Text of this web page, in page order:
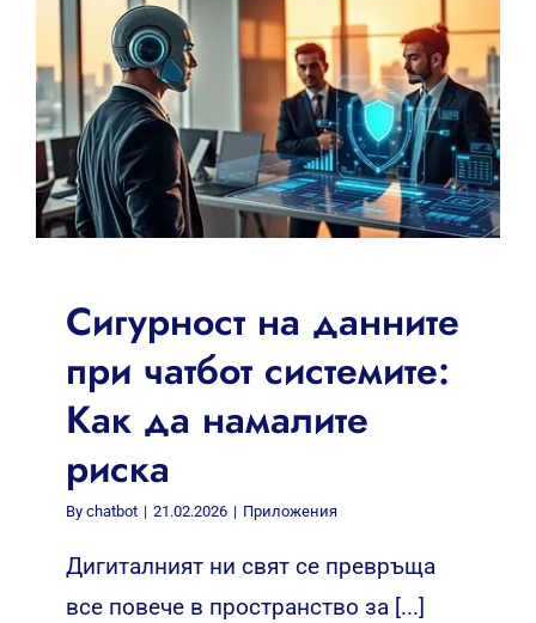
Сигурност на данните
при чатбот системите:
Как да намалите
риска
By chatbot | 21.02.2026 | Приложения
Дигиталният ни свят се превръща
все повече в пространство за [...]